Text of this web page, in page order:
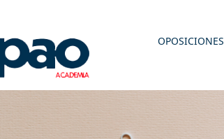
OPOSICIONES